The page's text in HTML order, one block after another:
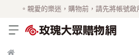
。親愛的樂迷，購物前，請先將帳號啟